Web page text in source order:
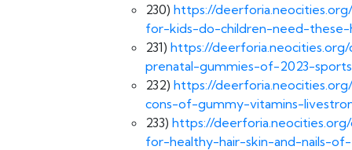
230) https://
for-kids-do-children-need-
231) https://
prenatal-gummies-of-2023-
232) https://
cons-of-gummy-vitamins-
233) https://
for-healthy-hair-skin-and-nails-